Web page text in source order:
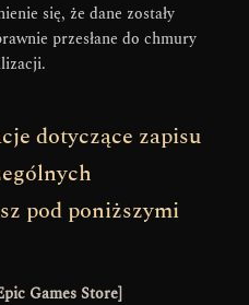
się, że dane zostały
przesłane do chmury
dotyczące zapisu
pod poniższymi
Games Store]